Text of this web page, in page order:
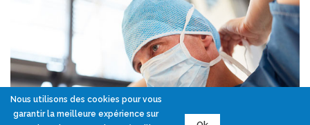
Nous utilisons des cookies pour vous
garantir la meilleure expérience sur